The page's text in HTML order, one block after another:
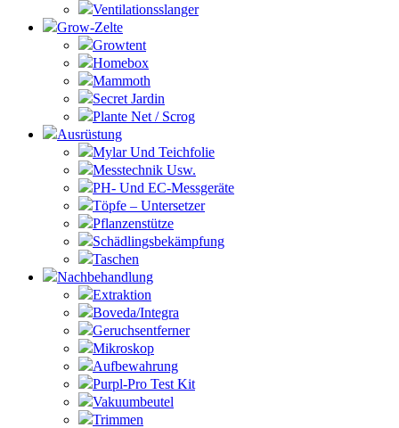
Ventilationsslanger
Grow-Zelte
Growtent
Homebox
Mammoth
Secret Jardin
Plante Net / Scrog
Ausrüstung
Mylar Und Teichfolie
Messtechnik Usw.
PH- Und EC-Messgeräte
Töpfe – Untersetzer
Pflanzenstütze
Schädlingsbekämpfung
Taschen
Nachbehandlung
Extraktion
Boveda/Integra
Geruchsentferner
Mikroskop
Aufbewahrung
Purpl-Pro Test Kit
Vakuumbeutel
Trimmen